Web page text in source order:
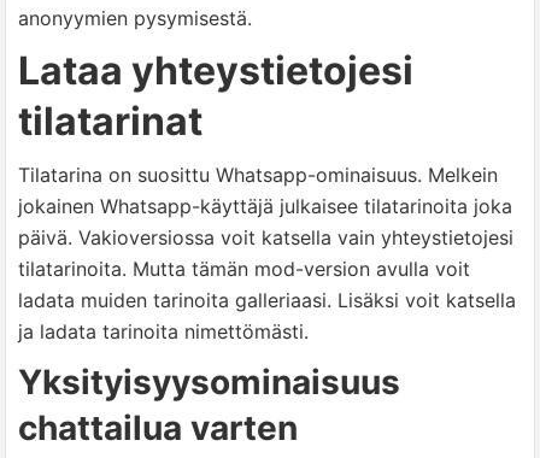
anonyymien pysymisestä.
Lataa yhteystietojesi
tilatarinat
Tilatarina on suosittu Whatsapp-ominaisuus. Melkein
jokainen Whatsapp-käyttäjä julkaisee tilatarinoita joka
päivä. Vakioversiossa voit katsella vain yhteystietojesi
tilatarinoita. Mutta tämän mod-version avulla voit
ladata muiden tarinoita galleriaasi. Lisäksi voit katsella
ja ladata tarinoita nimettömästi.
Yksityisyysominaisuus
chattailua varten